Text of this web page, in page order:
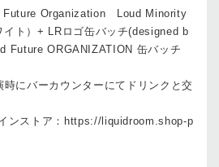
Future Organization Loud Minority
ト）+ LRロゴ缶バッチ(designed b
Future ORGANIZATION 缶バッチ
にバーカウンターにてドリンクと交
ンストア：https://liquidroom.shop-p